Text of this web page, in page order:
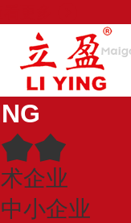
企业
小企业